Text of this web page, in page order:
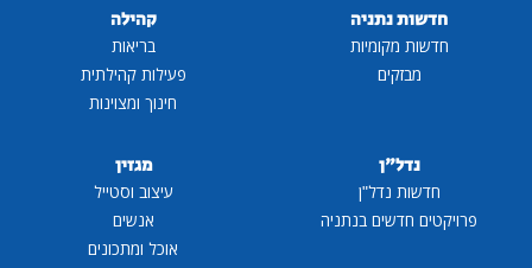
חדשות נתניה
חדשות מקומיות
מבזקים
קהילה
בריאות
פעילות קהילתית
חינוך ומצוינות
נדל"ן
חדשות נדל"ן
פרויקטים חדשים בנתניה
מגזין
עיצוב וסטייל
אנשים
אוכל ומתכונים